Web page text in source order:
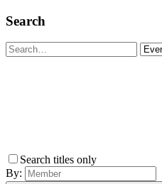
Search
Search titles only
By: